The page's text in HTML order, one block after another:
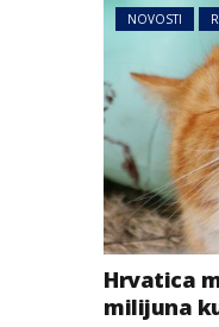
NOVOSTI
Hrvatica
milijuna